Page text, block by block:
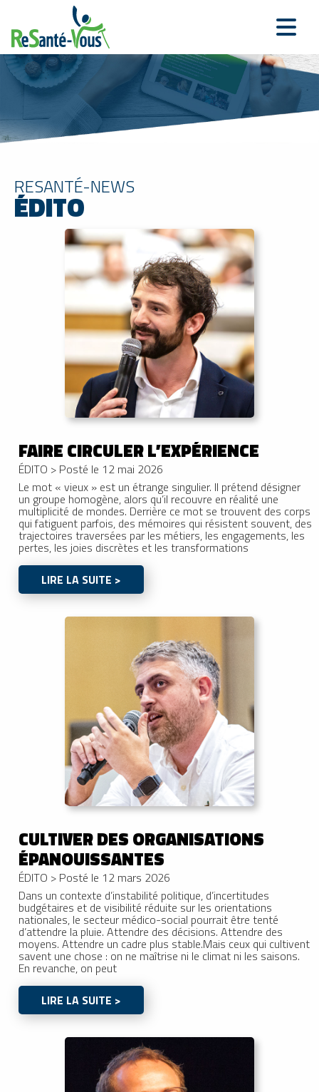
RESANTÉ-NEWS
ÉDITO
FAIRE CIRCULER L’EXPÉRIENCE
ÉDITO > Posté le 12 mai 2026
Le mot « vieux » est un étrange singulier. Il prétend désigner
un groupe homogène, alors qu’il recouvre en réalité une
multiplicité de mondes. Derrière ce mot se trouvent des corps
qui fatiguent parfois, des mémoires qui résistent souvent, des
trajectoires traversées par les métiers, les engagements, les
pertes, les joies discrètes et les transformations
LIRE LA SUITE >
CULTIVER DES ORGANISATIONS
ÉPANOUISSANTES
ÉDITO > Posté le 12 mars 2026
Dans un contexte d’instabilité politique, d’incertitudes
budgétaires et de visibilité réduite sur les orientations
nationales, le secteur médico-social pourrait être tenté
d’attendre la pluie. Attendre des décisions. Attendre des
moyens. Attendre un cadre plus stable.Mais ceux qui cultivent
savent une chose : on ne maîtrise ni le climat ni les saisons.
En revanche, on peut
LIRE LA SUITE >